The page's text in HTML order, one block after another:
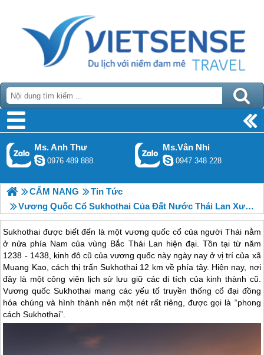
Ms. Anh Thư
0976 489 888
Ms.Vân Nhi
0947 348 228
CẨM NANG
Tin Tức
Vương Quốc Cổ Sukhothai Của Đất Nước Thái Lan Xưa – Phần 1
Sukhothai được biết đến là một vương quốc cổ của người Thái nằm
ở nửa phía Nam của vùng Bắc Thái Lan hiện đại. Tồn tại từ năm
1238 - 1438, kinh đô cũ của vương quốc này ngày nay ở vị trí của xã
Muang Kao, cách thị trấn Sukhothai 12 km về phía tây. Hiện nay, nơi
đây là một công viên lịch sử lưu giữ các di tích của kinh thành cũ.
Vương quốc Sukhothai mang các yếu tố truyền thống cổ đại đồng
hóa chúng và hình thành nên một nét rất riêng, được gọi là “phong
cách Sukhothai”.